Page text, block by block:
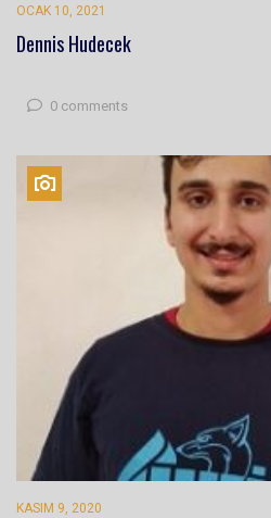
OCAK 10, 2021
Dennis Hudecek
0 comments
KASIM 9, 2020